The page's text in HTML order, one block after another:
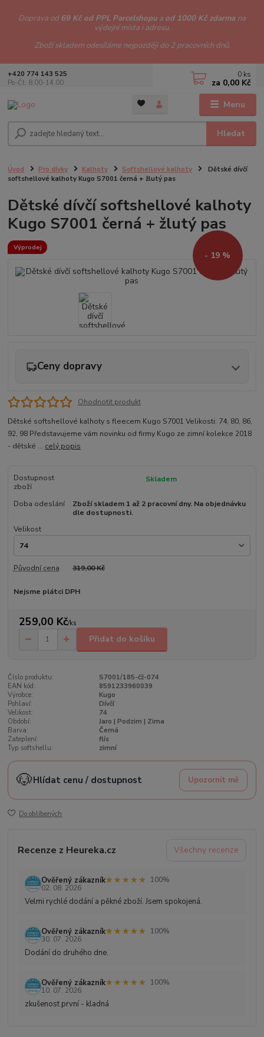
Doprava od69 Kč od PPL Parcelshopu a od 1000 Kč zdarma na
výdejní místa i adresu.
Zboží skladem odesíláme nejpozději do 2 pracovních dnů.
Menu
Hledat
+420 774 143 525
Po-Čt: 8.00-14.00
0 ks
za 0,00 Kč
Úvod Pro dívky Kalhoty Softshellové kalhoty
Dětské dívčí
softshellové kalhoty Kugo S7001 černá + žlutý pas
Dětské dívčí softshellové kalhoty
Kugo S7001 černá + žlutý pas
Výprodej
- 19 %
Ceny dopravy
Ohodnotit produkt
Dětské softshellové kalhoty s fleecem Kugo S7001 Velikosti: 74, 80, 86,
92, 98 Představujeme vám novinku od firmy Kugo ze zimní kolekce 2018
- dětské ... celý popis
Dostupnost
zboží
Skladem
Doba odeslání
Zboží skladem 1 až 2 pracovní dny. Na objednávku
dle dostupnosti.
Velikost
Původní cena 319,00 Kč
Nejsme plátci DPH
259,00 Kč/ks
Přidat do košíku
Číslo produktu:
S7001/185-čž-074
EAN kód:
8591233960039
Výrobce:
Kugo
Pohlaví:
Dívčí
Velikost:
74
Období:
Jaro | Podzim | Zima
Barva:
Černá
Zateplení:
flís
Typ softshellu:
zimní
🐶Hlídat cenu / dostupnost Upozornit mě
Do oblíbených
Recenze z Heureka.cz Všechny recenze
Ověřený zákazník★★★★★
★★★★★
100%
02. 08. 2026
Velmi rychlé dodání a pěkné zboží. Jsem spokojená.
Ověřený zákazník★★★★★
★★★★★
100%
30. 07. 2026
Dodání do druhého dne.
Ověřený zákazník★★★★★
★★★★★
100%
10. 07. 2026
zkušenost první - kladná